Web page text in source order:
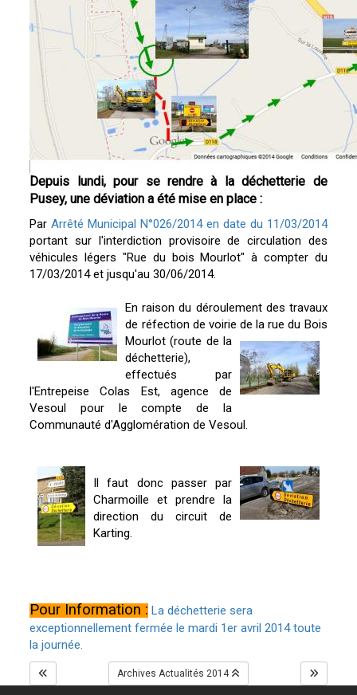
Depuis lundi, pour se rendre à la déchetterie de
Pusey, une déviation a été mise en place :
ParArrêté Municipal N°026/2014 en date du 11/03/2014
portant sur l'interdiction provisoire de circulation des
véhicules légers "Rue du bois Mourlot" à compter du
17/03/2014 et jusqu'au 30/06/2014.
En raison du déroulement des travaux
de réfection de voirie de la rue du Bois
Mourlot (route de la
déchetterie),
effectués par
l'Entrepeise Colas Est, agence de
Vesoul pour le compte de la
Communauté d'Agglomération de Vesoul.
Il faut donc passer par
Charmoille et prendre la
direction du circuit de
Karting.
Pour Information : La déchetterie sera
exceptionnellement fermée le mardi 1er avril 2014 toute
la journée.
Archives Actualités 2014